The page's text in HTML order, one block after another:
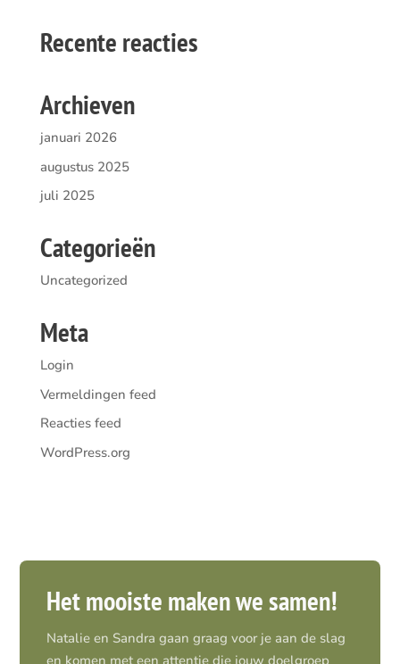
Recente reacties
Archieven
januari 2026
augustus 2025
juli 2025
Categorieën
Uncategorized
Meta
Login
Vermeldingen feed
Reacties feed
WordPress.org
Het mooiste maken we samen!
Natalie en Sandra gaan graag voor je aan de slag
en komen met een attentie die jouw doelgroep